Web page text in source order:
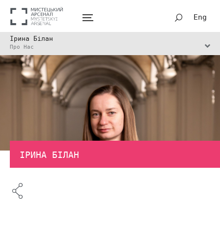
Eng
Ірина Білан
Про Нас
ІРИНА БІЛАН